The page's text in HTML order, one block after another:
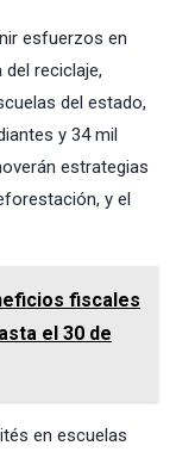
esfuerzos en
reciclaje,
del estado,
y 34 mil
estrategias
y el
fiscales
el 30 de
en escuelas